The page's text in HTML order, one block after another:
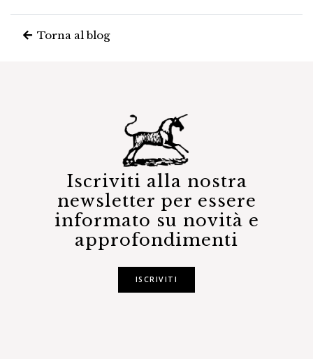
Torna al blog
Iscriviti alla nostra
newsletter per essere
informato su novità e
approfondimenti
ISCRIVITI